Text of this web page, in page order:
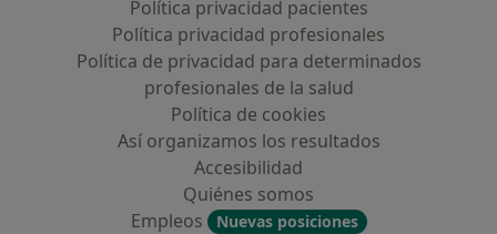
Política privacidad pacientes
Política privacidad profesionales
Política de privacidad para determinados
profesionales de la salud
Política de cookies
Así organizamos los resultados
Accesibilidad
Quiénes somos
Empleos
Nuevas posiciones